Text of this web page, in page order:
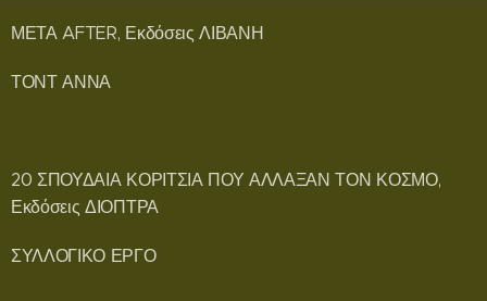
ΜΕΤΑ AFTER, Εκδόσεις ΛΙΒΑΝΗ
ΤΟΝΤ ΑΝΝΑ
20 ΣΠΟΥΔΑΙΑ ΚΟΡΙΤΣΙΑ ΠΟΥ ΑΛΛΑΞΑΝ ΤΟΝ ΚΟΣΜΟ,
Εκδόσεις ΔΙΟΠΤΡΑ
ΣΥΛΛΟΓΙΚΟ ΕΡΓΟ